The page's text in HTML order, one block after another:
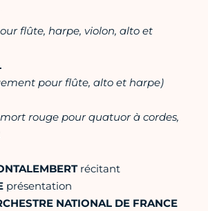
flûte, harpe, violon, alto et
pour flûte, alto et harpe)
rouge pour quatuor à cordes,
récitant
présentation
NATIONAL DE FRANCE